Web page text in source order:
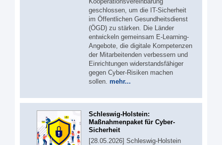
geschlossen, um die IT-Sicherheit
im Öffentlichen Gesundheitsdienst
(ÖGD) zu stärken. Die Länder
entwickeln gemeinsam E-Learning-
Angebote, die digitale Kompetenzen
der Mitarbeitenden verbessern und
Einrichtungen widerstandsfähiger
gegen Cyber-Risiken machen
sollen. mehr...
Schleswig-Holstein:
Maßnahmenpaket für Cyber-
Sicherheit
[28.05.2026] Schleswig-Holstein